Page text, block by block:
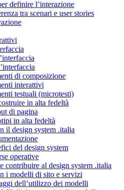
definire l’interazione
tra scenari e user stories
di composizione
interattivi
testuali (microtesti)
in alta fedeltà
di pagina
in alta fedeltà
il design system .italia
del design system
operative
contribuire al design system .italia
i modelli di sito e servizi
dell’utilizzo dei modelli